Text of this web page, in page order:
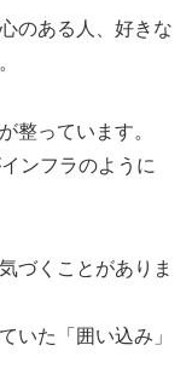
のある人、好きな
整っています。
ンフラのように
づくことがありま
いた「囲い込み」